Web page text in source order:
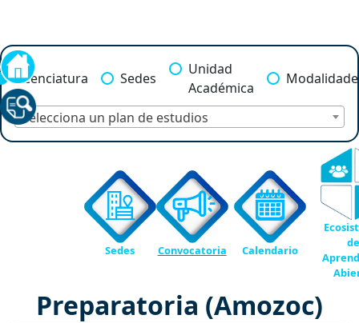
Licenciatura Sedes
Unidad
Académica
Selecciona un plan de estudios
Sedes Convocatoria Calendario
de
Preparatoria (Amozoc)